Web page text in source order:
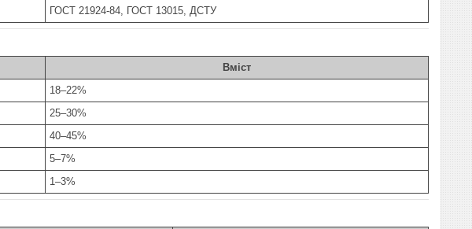
ГОСТ 21924-84, ГОСТ 13015, ДСТУ
Вміст
18–22%
25–30%
40–45%
5–7%
1–3%